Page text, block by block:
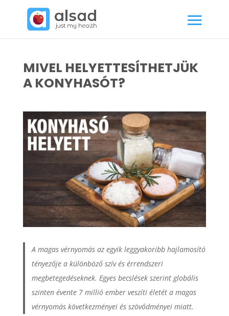
MIVEL HELYETTESÍTHETJÜK
A KONYHASÓT?
A magas vérnyomás az egyik leggyakoribb hajlamosító
tényezője a különböző szív és érrendszeri
megbetegedéseknek. Egyes becslések szerint globális
szinten évente 7 millió ember veszíti életét a magas
vérnyomás következményei és szövődményei miatt.